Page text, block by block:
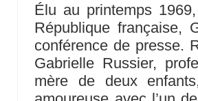
Élu au printemps
République française,
conférence de presse.
Gabrielle Russier,
mère de deux